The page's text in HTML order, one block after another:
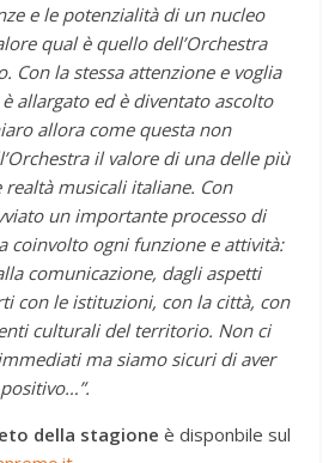
e le potenzialità di un nucleo
qual è quello dell’Orchestra
Con la stessa attenzione e voglia
allargato ed è diventato ascolto
allora come questa non
il valore di una delle più
musicali italiane. Con
un importante processo di
coinvolto ogni funzione e attività:
comunicazione, dagli aspetti
con le istituzioni, con la città, con
culturali del territorio. Non ci
ma siamo sicuri di aver
della stagioneè disponbile sul